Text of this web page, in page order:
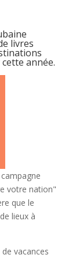
livres
année.
votre nation"
que le
lieux à
vacances